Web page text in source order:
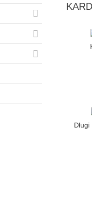


